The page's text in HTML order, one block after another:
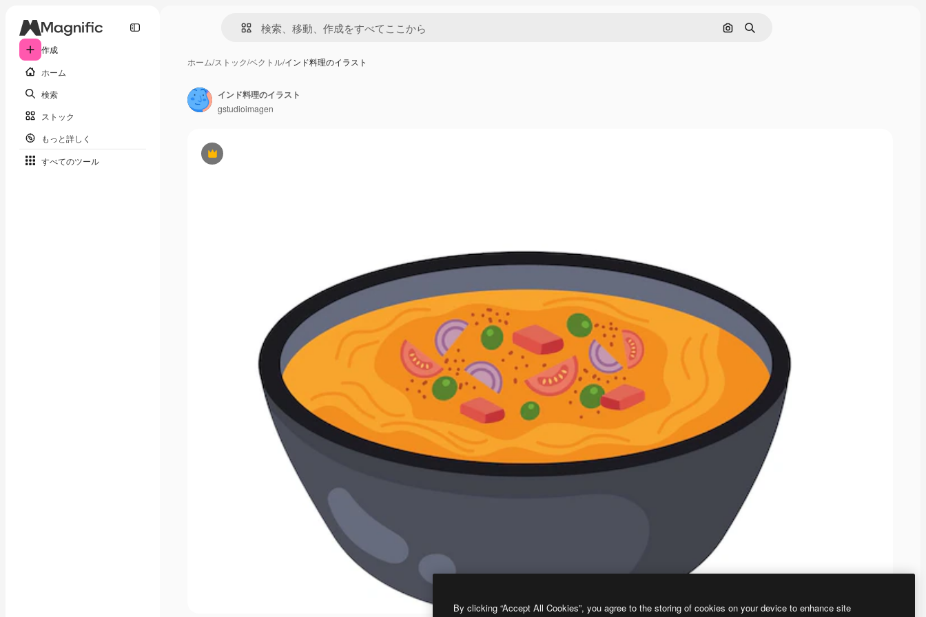
作成
ホーム
検索
ストック
もっと詳しく
すべてのツール
画像で検索
検索
ホーム/ストック/ベクトル/インド料理のイラスト
Premium
インド料理のイラスト
gstudioimagen
By clicking “Accept All Cookies”, you agree to the storing of cookies on your device to enhance site